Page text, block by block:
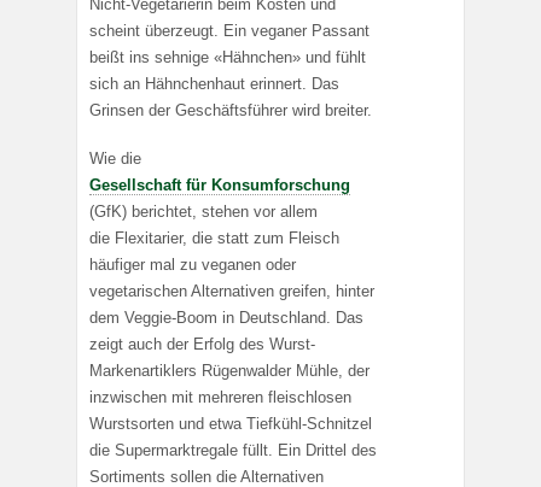
Nicht-Vegetarierin beim Kosten und
scheint überzeugt. Ein veganer Passant
beißt ins sehnige «Hähnchen» und fühlt
sich an Hähnchenhaut erinnert. Das
Grinsen der Geschäftsführer wird breiter.
Wie die
Gesellschaft für Konsumforschung
(GfK) berichtet, stehen vor allem
die Flexitarier, die statt zum Fleisch
häufiger mal zu veganen oder
vegetarischen Alternativen greifen, hinter
dem Veggie-Boom in Deutschland. Das
zeigt auch der Erfolg des Wurst-
Markenartiklers Rügenwalder Mühle, der
inzwischen mit mehreren fleischlosen
Wurstsorten und etwa Tiefkühl-Schnitzel
die Supermarktregale füllt. Ein Drittel des
Sortiments sollen die Alternativen